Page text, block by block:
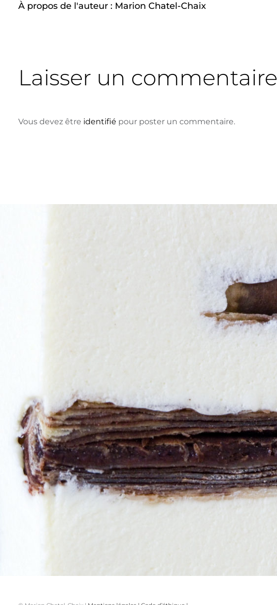
À propos de l'auteur : Marion Chatel-Chaix
Laisser un commentaire
Vous devez être identifié pour poster un commentaire.